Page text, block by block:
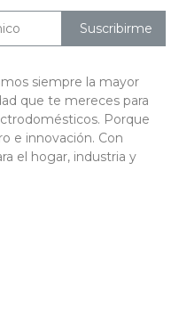
Suscribirme
siempre la mayor
que te mereces para
Porque
e innovación. Con
el hogar, industria y